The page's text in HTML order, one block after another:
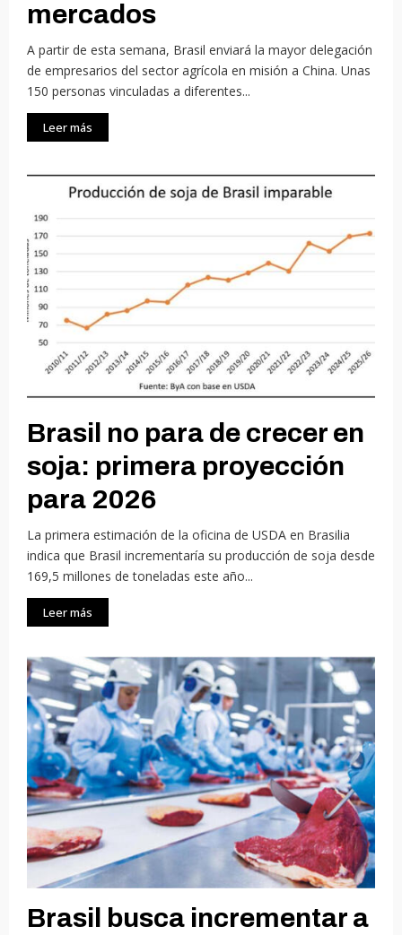
mercados
A partir de esta semana, Brasil enviará la mayor delegación
de empresarios del sector agrícola en misión a China. Unas
150 personas vinculadas a diferentes...
Leer más
Brasil no para de crecer en
soja: primera proyección
para 2026
La primera estimación de la oficina de USDA en Brasilia
indica que Brasil incrementaría su producción de soja desde
169,5 millones de toneladas este año...
Leer más
Brasil busca incrementar a